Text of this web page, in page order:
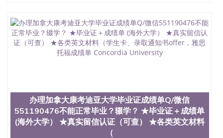
办理加拿大康考迪亚大学毕业证成绩单Q/微信
551190476不能正常毕业？辍学？ ★毕业证＋成绩单
(海外大学） ★真实留信认证（可查） ★各类英文材料
（